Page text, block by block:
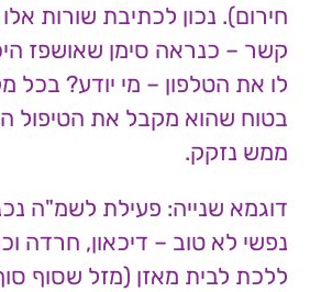
חירום). נכון לכתיבת שורות
קשר – כנראה סימן שאושפז
לו את הטלפון – מי יודע? בכל
בטוח שהוא מקבל את הטיפול
ממש נזקק.
דוגמא שנייה: פעילת לשמ"ה
נפשי לא טוב – דיכאון, חרדה
ללכת לבית מאזן (מזל שסוף